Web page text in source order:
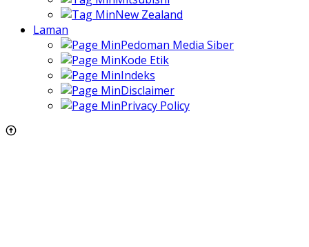
New Zealand
Laman
Pedoman Media Siber
Kode Etik
Indeks
Disclaimer
Privacy Policy